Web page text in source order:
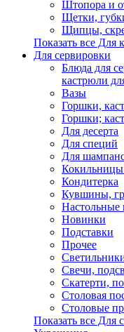
Штопора и
Щетки,
Щипцы,
Показать все Для
Для сервировки
Блюда для
кастрюли
Вазы
Горшки,
Горшки;
Для десерта
Для специй
Для
Кондитерка
Кувшины,
Настольные
Новинки
Подставки
Прочее
Свечи,
Скатерти,
Столовая
Столовые
Показать все Для